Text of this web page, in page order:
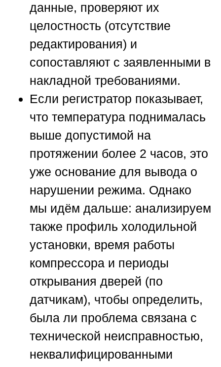
данные, проверяют их
целостность (отсутствие
редактирования) и
сопоставляют с заявленными в
накладной требованиями.
Если регистратор показывает,
что температура поднималась
выше допустимой на
протяжении более 2 часов, это
уже основание для вывода о
нарушении режима. Однако
мы идём дальше: анализируем
также профиль холодильной
установки, время работы
компрессора и периоды
открывания дверей (по
датчикам), чтобы определить,
была ли проблема связана с
технической неисправностью,
неквалифицированными